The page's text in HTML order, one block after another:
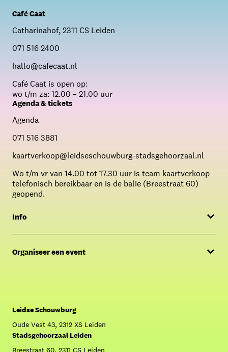
Café Caat
Catharinahof, 2311 CS Leiden
071 516 2400
hallo@cafecaat.nl
Café Caat is open op:
wo t/m za: 12.00 – 21.00 uur
Agenda & tickets
Agenda
071 516 3881
kaartverkoop@leidseschouwburg-stadsgehoorzaal.nl
Wo t/m vr van 14.00 tot 17.30 uur is team kaartverkoop
telefonisch bereikbaar en is de balie (Breestraat 60)
geopend.
Info
FAQ
Organiseer een event
Leidse Schouwburg
Oude Vest 43, 2312 XS Leiden
Stadsgehoorzaal Leiden
Breestraat 60, 2311 CS Leiden